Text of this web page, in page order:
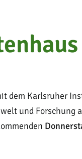
dem Karlsruher
und